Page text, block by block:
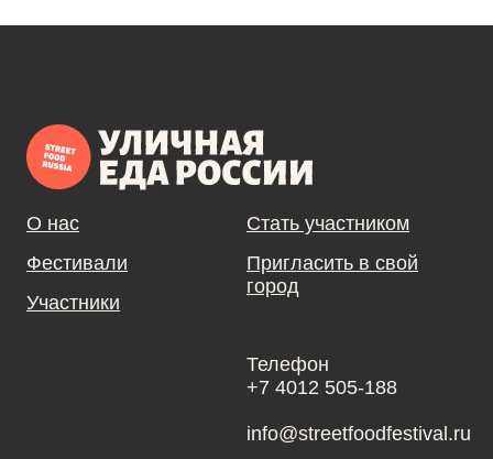
О нас
Фестивали
Участники
Стать участником
Пригласить в свой
город
Телефон
+7 4012 505-188
info@streetfoodfestival.ru